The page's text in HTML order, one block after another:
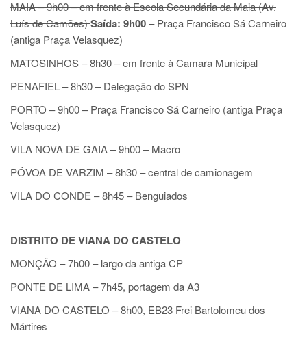
MAIA – 9h00 – em frente à Escola Secundária da Maia (Av.
Luís de Camões)Saída: 9h00– Praça Francisco Sá Carneiro
(antiga Praça Velasquez)
MATOSINHOS – 8h30–em frente à Camara Municipal
PENAFIEL – 8h30–Delegação do SPN
PORTO – 9h00–Praça Francisco Sá Carneiro (antiga Praça
Velasquez)
VILA NOVA DE GAIA – 9h00–Macro
PÓVOA DE VARZIM – 8h30– central de camionagem
VILA DO CONDE – 8h45–Benguiados
DISTRITO DE VIANA DO CASTELO
MONÇÃO – 7h00–largo da antiga CP
PONTE DE LIMA – 7h45, portagem da A3
VIANA DO CASTELO – 8h00, EB23 Frei Bartolomeu dos
Mártires